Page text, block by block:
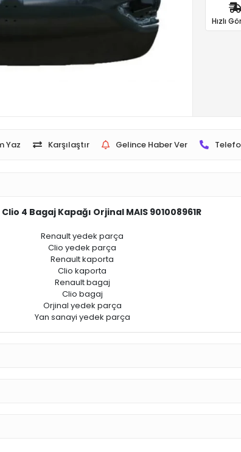
Hızlı
Yaz Karşılaştır Gelince Haber Ver
4 Bagaj Kapağı Orjinal MAIS 901008961R
Renault yedek parça
Clio yedek parça
Renault kaporta
Clio kaporta
Renault bagaj
Clio bagaj
Orjinal yedek parça
Yan sanayi yedek parça